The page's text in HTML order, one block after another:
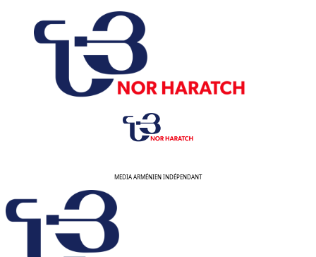
contenu
MEDIA ARMÉNIEN INDÉPENDANT
principal